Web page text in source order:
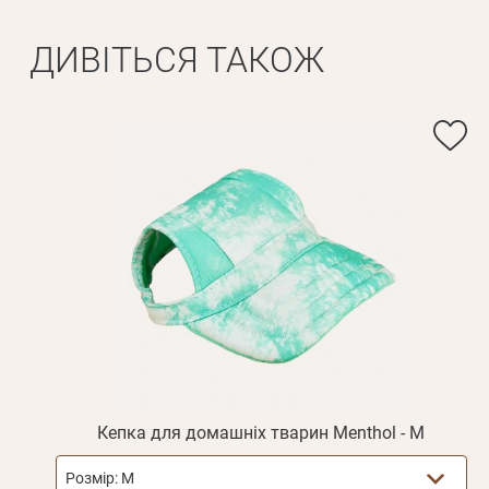
ДИВІТЬСЯ ТАКОЖ
Кепка для домашніх тварин Menthol - M
Розмір: M
Ім'я*